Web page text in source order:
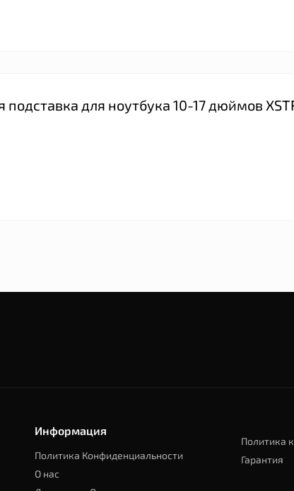
для ноутбука 10-17 дюймов
Информация
Политика Конфиденциальности
О нас
Политика
Гарантия